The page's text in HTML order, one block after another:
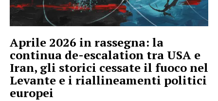
Aprile 2026 in rassegna: la
continua de-escalation tra USA e
Iran, gli storici cessate il fuoco nel
Levante e i riallineamenti politici
europei